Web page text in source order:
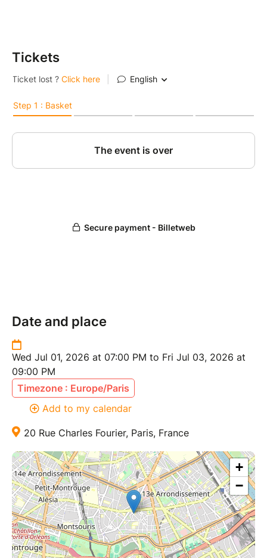
Tickets
Date and place
Wed Jul 01, 2026 at 07:00 PM to Fri Jul 03, 2026 at
09:00 PM
Timezone : Europe/Paris
Add to my calendar
20 Rue Charles Fourier, Paris, France
+
−